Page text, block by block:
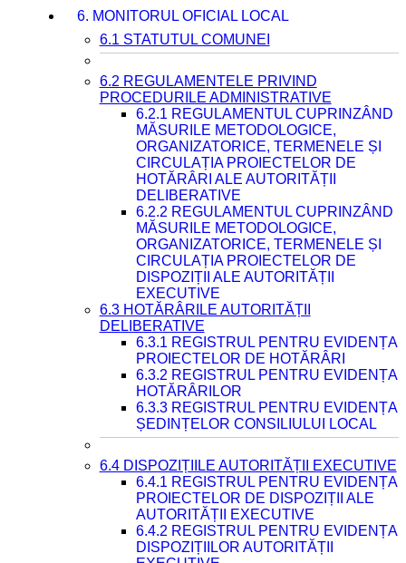
6. MONITORUL OFICIAL LOCAL
6.1 STATUTUL COMUNEI
6.2 REGULAMENTELE PRIVIND
PROCEDURILE ADMINISTRATIVE
6.2.1 REGULAMENTUL CUPRINZÂND
MĂSURILE METODOLOGICE,
ORGANIZATORICE, TERMENELE ȘI
CIRCULAȚIA PROIECTELOR DE
HOTĂRÂRI ALE AUTORITĂȚII
DELIBERATIVE
6.2.2 REGULAMENTUL CUPRINZÂND
MĂSURILE METODOLOGICE,
ORGANIZATORICE, TERMENELE ȘI
CIRCULAȚIA PROIECTELOR DE
DISPOZIȚII ALE AUTORITĂȚII
EXECUTIVE
6.3 HOTĂRÂRILE AUTORITĂȚII
DELIBERATIVE
6.3.1 REGISTRUL PENTRU EVIDENȚA
PROIECTELOR DE HOTĂRÂRI
6.3.2 REGISTRUL PENTRU EVIDENȚA
HOTĂRÂRILOR
6.3.3 REGISTRUL PENTRU EVIDENȚA
ȘEDINȚELOR CONSILIULUI LOCAL
6.4 DISPOZIȚIILE AUTORITĂȚII EXECUTIVE
6.4.1 REGISTRUL PENTRU EVIDENȚA
PROIECTELOR DE DISPOZIȚII ALE
AUTORITĂȚII EXECUTIVE
6.4.2 REGISTRUL PENTRU EVIDENȚA
DISPOZIȚIILOR AUTORITĂȚII